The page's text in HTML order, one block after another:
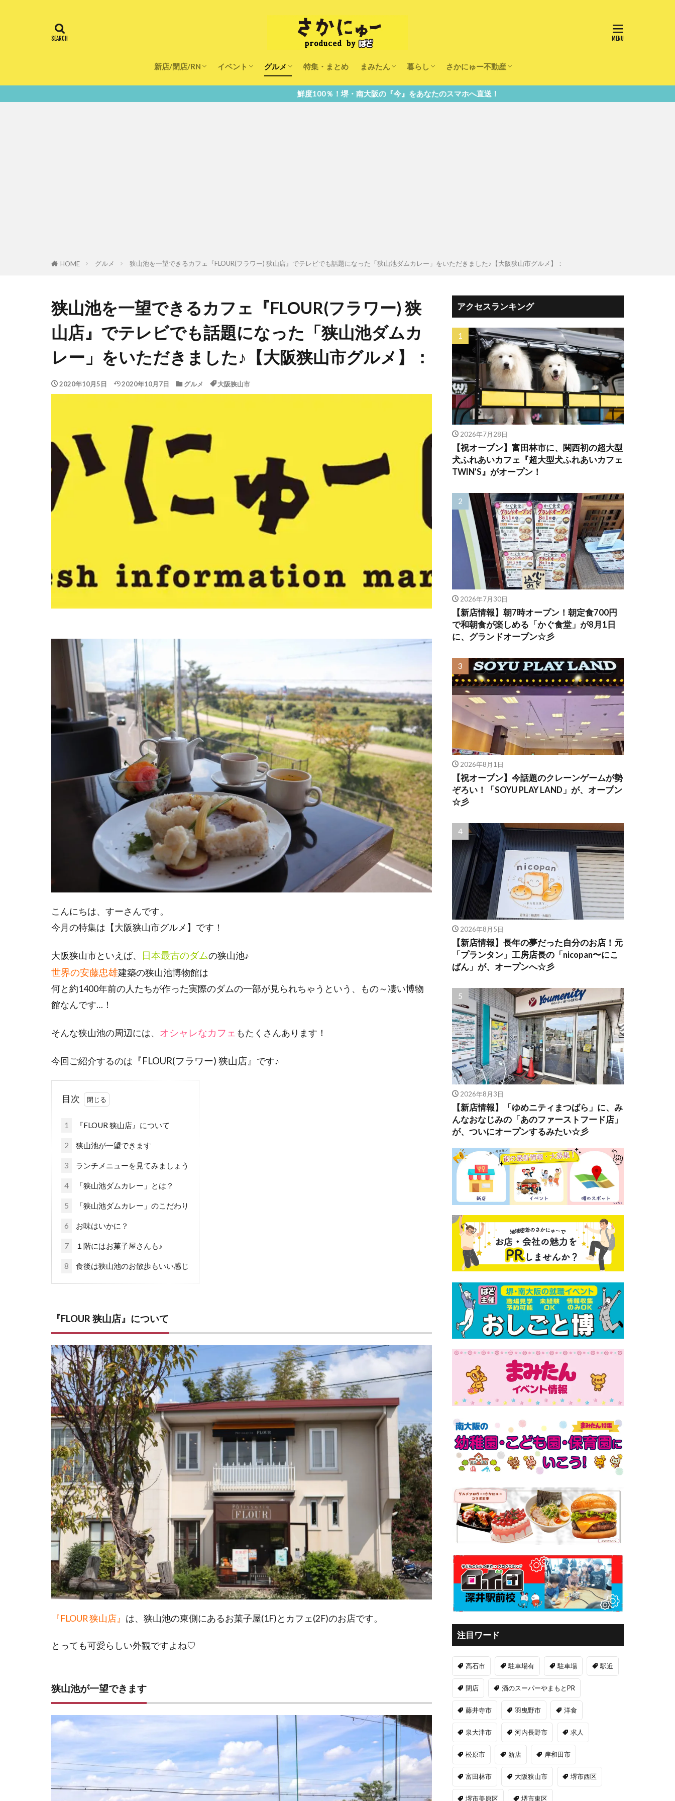
新店/閉店/RN イベント グルメ 特集・まとめ まみたん
まみたんイベント・おでかけ
習い事・キャンペーン
幼稚園・こども園・保育園
暮らし
医療
美容・健康
大人の習い事
キッズ
子供の教育
子供の習い事
おしごと
さかにゅー不動産
住宅
リフォーム
鮮度100％！堺・南大阪の『今』をあなたのスマホへ直送！
HOME グルメ 狭山池を一望できるカフェ『FLOUR(フラワー) 狭山店』でテレビでも話題になった「狭山池ダムカレー」をいただきました♪【大阪狭山市グルメ】：
狭山池を一望できるカフェ『FLOUR(フラワー) 狭
山店』でテレビでも話題になった「狭山池ダムカ
レー」をいただきました♪【大阪狭山市グルメ】：
2020年10月5日 2020年10月7日 グルメ 大阪狭山市
こんにちは、すーさんです。
今月の特集は【大阪狭山市グルメ】です！
大阪狭山市といえば、 日本最古のダムの狭山池♪
世界の安藤忠雄建築の狭山池博物館は
何と約1400年前の人たちが作った実際のダムの一部が見られちゃうという、もの～凄い博物
館なんです…！
そんな狭山池の周辺には、 オシャレなカフェ もたくさんあります！
今回ご紹介するのは 『FLOUR(フラワー) 狭山店』 です♪
目次
1 『FLOUR 狭山店』について
2 狭山池が一望できます
3 ランチメニューを見てみましょう
4 「狭山池ダムカレー」とは？
5 「狭山池ダムカレー」のこだわり
6 お味はいかに？
7 １階にはお菓子屋さんも♪
8 食後は狭山池のお散歩もいい感じ
『FLOUR 狭山店』について
『FLOUR 狭山店』 は、狭山池の東側にあるお菓子屋(1F)とカフェ(2F)のお店です。
とっても可愛らしい外観ですよね♡
狭山池が一望できます
アクセスランキング
2026年7月28日
【祝オープン】富田林市に、関西初の超大型
犬ふれあいカフェ『超大型犬ふれあいカフェ
TWIN’S』がオープン！
2026年7月30日
【新店情報】朝7時オープン！朝定食700円
で和朝食が楽しめる「かぐ食堂」が8月1日
に、グランドオープン☆彡
2026年8月1日
【祝オープン】今話題のクレーンゲームが勢
ぞろい！「SOYU PLAY LAND」が、オープン
☆彡
2026年8月5日
【新店情報】長年の夢だった自分のお店！元
「プランタン」工房店長の「nicopan〜にこ
ぱん」が、オープンへ☆彡
2026年8月3日
【新店情報】「ゆめニティまつばら」に、み
んなおなじみの「あのファーストフード店」
が、ついにオープンするみたい☆彡
注目ワード
高石市 駐車場有 駐車場 駅近
閉店 酒のスーパーやまもとPR
藤井寺市 羽曳野市 洋食
泉大津市 河内長野市 求人
松原市 新店 岸和田市
富田林市 大阪狭山市 堺市西区
堺市美原区 堺市東区